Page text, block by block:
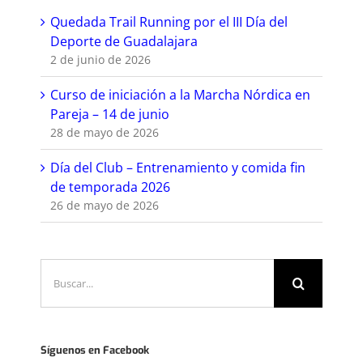
Quedada Trail Running por el III Día del
Deporte de Guadalajara
2 de junio de 2026
Curso de iniciación a la Marcha Nórdica en
Pareja – 14 de junio
28 de mayo de 2026
Día del Club – Entrenamiento y comida fin
de temporada 2026
26 de mayo de 2026
Síguenos en Facebook